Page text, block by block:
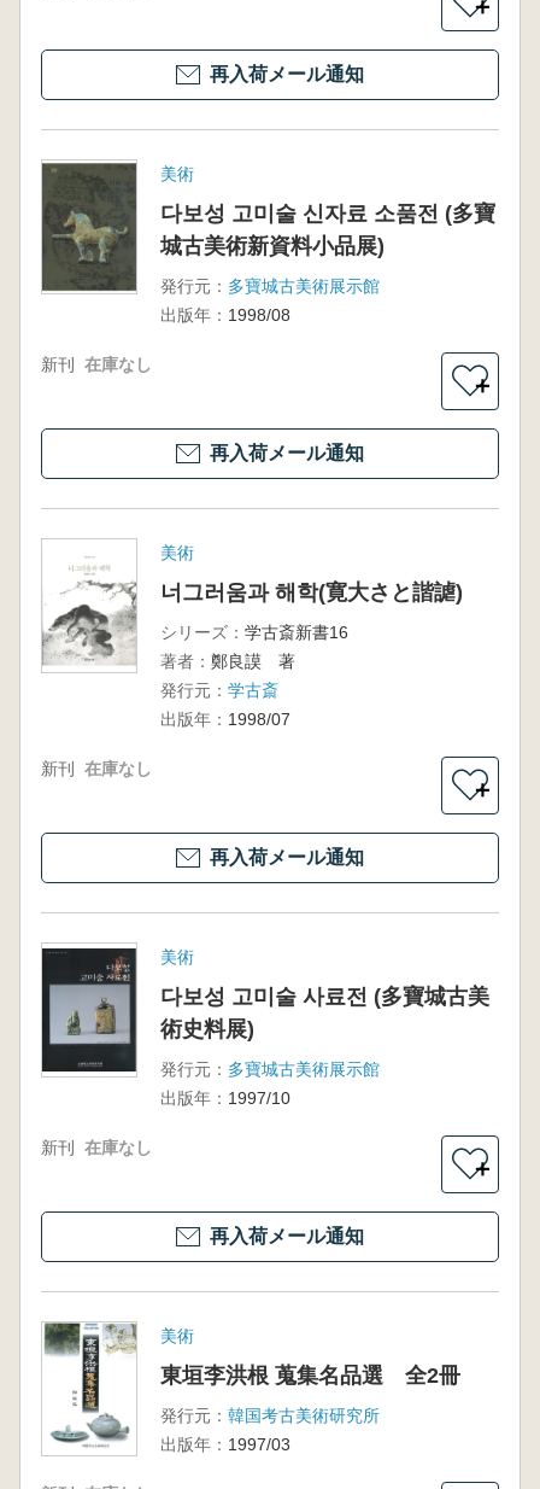
＋
再入荷メール通知
美術
다보성 고미술 신자료 소품전 (多寶
城古美術新資料小品展)
発行元： 多寶城古美術展示館
出版年： 1998/08
新刊 在庫なし
＋
再入荷メール通知
美術
너그러움과 해학(寛大さと諧謔)
シリーズ： 学古斎新書16
著者： 鄭良謨 著
発行元： 学古斎
出版年： 1998/07
新刊 在庫なし
＋
再入荷メール通知
美術
다보성 고미술 사료전 (多寶城古美
術史料展)
発行元： 多寶城古美術展示館
出版年： 1997/10
新刊 在庫なし
＋
再入荷メール通知
美術
東垣李洪根 蒐集名品選 全2冊
発行元： 韓国考古美術研究所
出版年： 1997/03